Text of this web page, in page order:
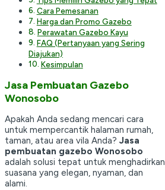
Cara Pemesanan
Harga dan Promo Gazebo
Perawatan Gazebo Kayu
FAQ (Pertanyaan yang Sering
Diajukan)
Kesimpulan
Jasa Pembuatan Gazebo
Wonosobo
Apakah Anda sedang mencari cara
untuk mempercantik halaman rumah,
taman, atau area vila Anda? Jasa
pembuatan gazebo Wonosobo
adalah solusi tepat untuk menghadirkan
suasana yang elegan, nyaman, dan
alami.